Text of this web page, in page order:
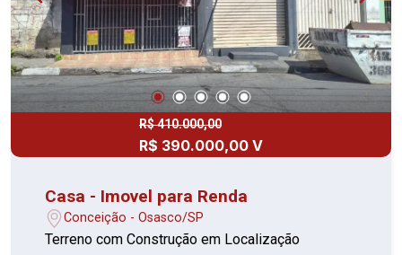
venha conhecer o seu novo lar! Entre em contato
para mais informações.
R$ 410.000,00
R$ 390.000,00 V
Casa - Imovel para Renda
Conceição - Osasco/SP
Terreno com Construção em Localização